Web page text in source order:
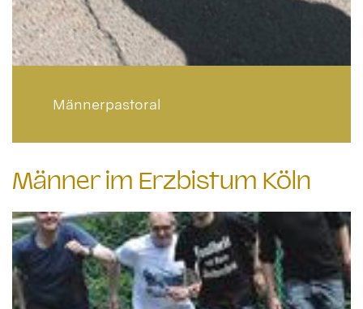
Männerpastoral
Männer im Erzbistum Köln